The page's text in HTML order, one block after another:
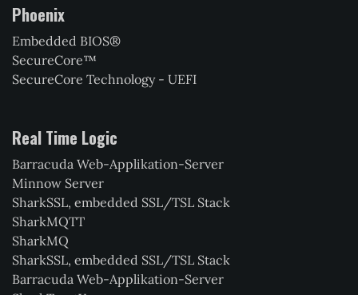
Phoenix
Embedded BIOS®
SecureCore™
SecureCore Technology - UEFI
Real Time Logic
Barracuda Web-Applikation-Server
Minnow Server
SharkSSL, embedded SSL/TSL Stack
SharkMQTT
SharkMQ
SharkSSL, embedded SSL/TSL Stack
Barracuda Web-Applikation-Server